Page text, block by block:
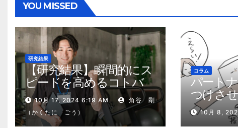
ー
シ
ョ
ン
YOU MISSED
研究結果
【研究結果】瞬間的にス
ピードを高めるコトバ
の威力
10月 17, 2024 6:19 AM
角谷 剛
（かくたに ごう）
コラム
パート
つけさ
る、私
2kg増や
10月 8,